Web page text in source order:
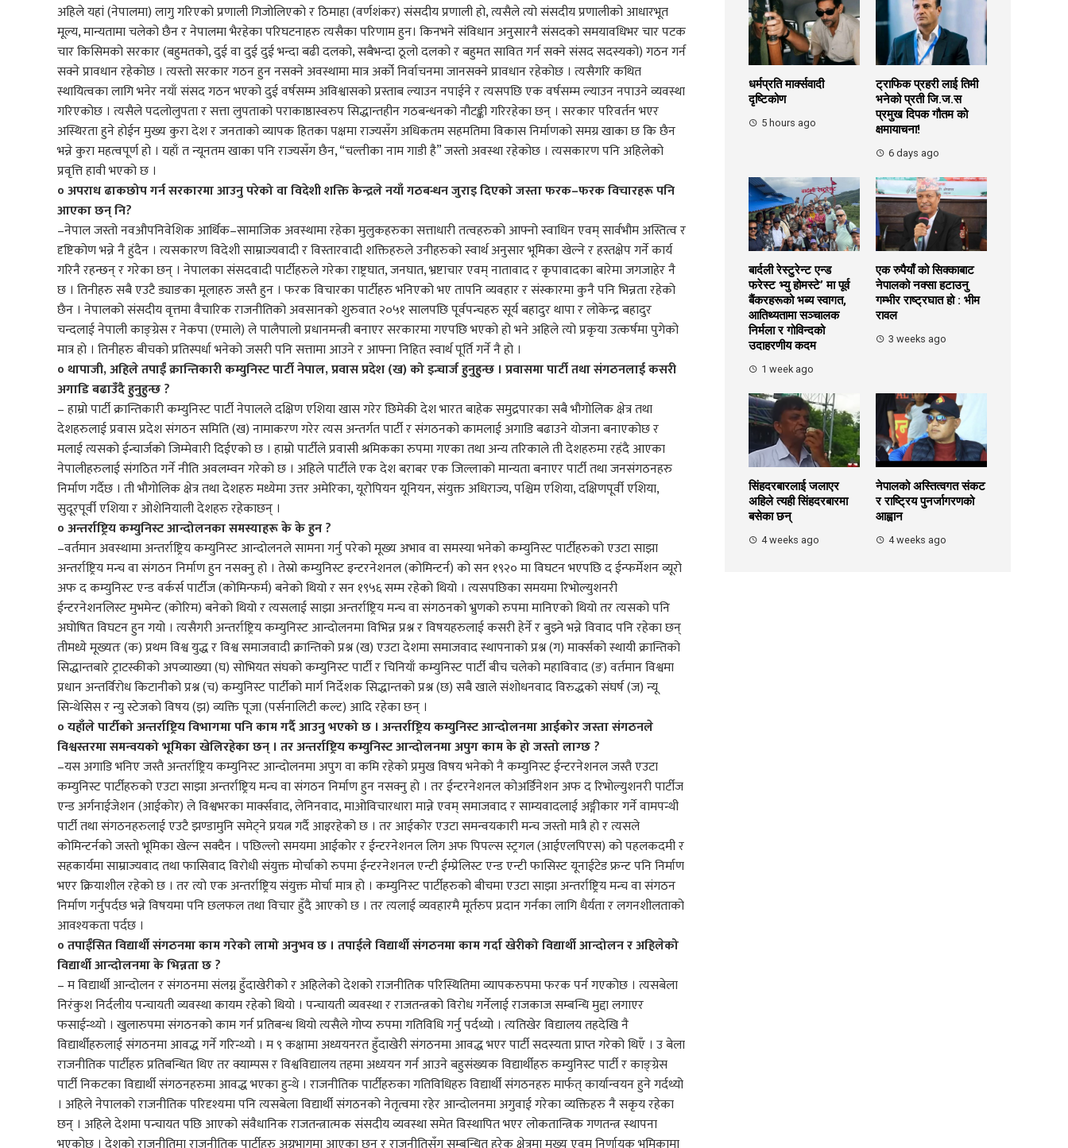
अहिले यहां (नेपालमा) लागु गरिएको प्रणाली गिजोलिएको र ठिमाहा (वर्णशंकर) संसदीय प्रणाली हो, त्यसैले त्यो संसदीय प्रणालीको आधारभूत
मूल्य, मान्यतामा चलेको छैन र नेपालमा भैरहेका परिघटनाहरु त्यसैका परिणाम हुन। किनभने संविधान अनुसारनै संसदको समयावधिभर चार पटक
चार किसिमको सरकार (बहुमतको, दुई वा दुई दुई भन्दा बढी दलको, सबैभन्दा ठूलो दलको र बहुमत सावित गर्न सक्ने संसद सदस्यको) गठन गर्न
सक्ने प्रावधान रहेकोछ । त्यस्तो सरकार गठन हुन नसक्ने अवस्थामा मात्र अर्को निर्वाचनमा जानसक्ने प्रावधान रहेकोछ । त्यसैगरि कथित
स्थायित्वका लागि भनेर नयाँ संसद गठन भएको दुई वर्षसम्म अविश्वासको प्रस्ताब ल्याउन नपाईने र त्यसपछि एक वर्षसम्म ल्याउन नपाउने व्यवस्था
गरिएकोछ । त्यसैले पदलोलुपता र सत्ता लुपताको पराकाष्ठास्वरुप सिद्धान्तहीन गठबन्धनको नौटङ्की गरिरहेका छन् । सरकार परिवर्तन भएर
अस्थिरता हुने होईन मुख्य कुरा देश र जनताको व्यापक हितका पक्षमा राज्यसँग अधिकतम सहमतिमा विकास निर्माणको समग्र खाका छ कि छैन
भन्ने कुरा महत्वपूर्ण हो । यहाँ त न्यूनतम खाका पनि राज्यसँग छैन, “चल्तीका नाम गाडी है” जस्तो अवस्था रहेकोछ । त्यसकारण पनि अहिलेको
प्रवृत्ति हावी भएको छ ।
० अपराध ढाकछोप गर्न सरकारमा आउनु परेको वा विदेशी शक्ति केन्द्रले नयाँ गठबन्धन जुराइ दिएको जस्ता फरक–फरक विचारहरू पनि
आएका छन् नि?
–नेपाल जस्तो नवऔपनिवेशिक आर्थिक–सामाजिक अवस्थामा रहेका मुलुकहरुका सत्ताधारी तत्वहरुको आफ्नो स्वाधिन एवम् सार्वभौम अस्तित्व र
दृष्टिकोण भन्ने नै हुंदैन । त्यसकारण विदेशी साम्राज्यवादी र विस्तारवादी शक्तिहरुले उनीहरुको स्वार्थ अनुसार भूमिका खेल्ने र हस्तक्षेप गर्ने कार्य
गरिनै रहन्छन् र गरेका छन् । नेपालका संसदवादी पार्टीहरुले गरेका राष्ट्रघात, जनघात, भ्रष्टाचार एवम् नातावाद र कृपावादका बारेमा जगजाहेर नै
छ । तिनीहरु सबै एउटै ड्याङका मूलाहरु जस्तै हुन । फरक विचारका पार्टीहरु भनिएको भए तापनि व्यवहार र संस्कारमा कुनै पनि भिन्नता रहेको
छैन । नेपालको संसदीय वृत्तमा वैचारिक राजनीतिको अवसानको शुरुवात २०५१ सालपछि पूर्वपन्चहरु सूर्य बहादुर थापा र लोकेन्द्र बहादुर
चन्दलाई नेपाली काङ्ग्रेस र नेकपा (एमाले) ले पालैपालो प्रधानमन्त्री बनाएर सरकारमा गएपछि भएको हो भने अहिले त्यो प्रकृया उत्कर्षमा पुगेको
मात्र हो । तिनीहरु बीचको प्रतिस्पर्धा भनेको जसरी पनि सत्तामा आउने र आफ्ना निहित स्वार्थ पूर्ति गर्ने नै हो ।
० थापाजी, अहिले तपाईं क्रान्तिकारी कम्युनिस्ट पार्टी नेपाल, प्रवास प्रदेश (ख) को इन्चार्ज हुनुहुन्छ । प्रवासमा पार्टी तथा संगठनलाई कसरी
अगाडि बढाउँदै हुनुहुन्छ ?
– हाम्रो पार्टी क्रान्तिकारी कम्युनिस्ट पार्टी नेपालले दक्षिण एशिया खास गरेर छिमेकी देश भारत बाहेक समुद्रपारका सबै भौगोलिक क्षेत्र तथा
देशहरुलाई प्रवास प्रदेश संगठन समिति (ख) नामाकरण गरेर त्यस अन्तर्गत पार्टी र संगठनको कामलाई अगाडि बढाउने योजना बनाएकोछ र
मलाई त्यसको ईन्चार्जको जिम्मेवारी दिईएको छ । हाम्रो पार्टीले प्रवासी श्रमिकका रुपमा गएका तथा अन्य तरिकाले ती देशहरुमा रहंदै आएका
नेपालीहरुलाई संगठित गर्ने नीति अवलम्वन गरेको छ । अहिले पार्टीले एक देश बराबर एक जिल्लाको मान्यता बनाएर पार्टी तथा जनसंगठनहरु
निर्माण गर्दैछ । ती भौगोलिक क्षेत्र तथा देशहरु मध्येमा उत्तर अमेरिका, यूरोपियन यूनियन, संयुक्त अधिराज्य, पश्चिम एशिया, दक्षिणपूर्वी एशिया,
सुदूरपूर्वी एशिया र ओशेनियाली देशहरु रहेकाछन् ।
० अन्तर्राष्ट्रिय कम्युनिस्ट आन्दोलनका समस्याहरू के के हुन ?
–वर्तमान अवस्थामा अन्तर्राष्ट्रिय कम्युनिस्ट आन्दोलनले सामना गर्नु परेको मूख्य अभाव वा समस्या भनेको कम्युनिस्ट पार्टीहरुको एउटा साझा
अन्तर्राष्ट्रिय मन्च वा संगठन निर्माण हुन नसक्नु हो । तेस्रो कम्युनिस्ट इन्टरनेशनल (कोमिन्टर्न) को सन १९२० मा विघटन भएपछि द ईन्फर्मेशन व्यूरो
अफ द कम्युनिस्ट एन्ड वर्कर्स पार्टीज (कोमिन्फर्म) बनेको थियो र सन १९५६ सम्म रहेको थियो । त्यसपछिका समयमा रिभोल्युशनरी
ईन्टरनेशनलिस्ट मुभमेन्ट (कोरिम) बनेको थियो र त्यसलाई साझा अन्तर्राष्ट्रिय मन्च वा संगठनको भ्रुणको रुपमा मानिएको थियो तर त्यसको पनि
अघोषित विघटन हुन गयो । त्यसैगरी अन्तर्राष्ट्रिय कम्युनिस्ट आन्दोलनमा विभिन्न प्रश्न र विषयहरुलाई कसरी हेर्ने र बुझ्ने भन्ने विवाद पनि रहेका छन्
तीमध्ये मूख्यतः (क) प्रथम विश्व युद्ध र विश्व समाजवादी क्रान्तिको प्रश्न (ख) एउटा देशमा समाजवाद स्थापनाको प्रश्न (ग) मार्क्सको स्थायी क्रान्तिको
सिद्धान्तबारे ट्राटस्कीको अपव्याख्या (घ) सोभियत संघको कम्युनिस्ट पार्टी र चिनियाँ कम्युनिस्ट पार्टी बीच चलेको महाविवाद (ङ) वर्तमान विश्वमा
प्रधान अन्तर्विरोध किटानीको प्रश्न (च) कम्युनिस्ट पार्टीको मार्ग निर्देशक सिद्धान्तको प्रश्न (छ) सबै खाले संशोधनवाद विरुद्धको संघर्ष (ज) न्यू
सिन्थेसिस र न्यु स्टेजको विषय (झ) व्यक्ति पूजा (पर्सनालिटी कल्ट) आदि रहेका छन् ।
० यहाँले पार्टीको अन्तर्राष्ट्रिय विभागमा पनि काम गर्दै आउनु भएको छ । अन्तर्राष्ट्रिय कम्युनिस्ट आन्दोलनमा आईकोर जस्ता संगठनले
विश्वस्तरमा समन्वयको भूमिका खेलिरहेका छन् । तर अन्तर्राष्ट्रिय कम्युनिस्ट आन्दोलनमा अपुग काम के हो जस्तो लाग्छ ?
–यस अगाडि भनिए जस्तै अन्तर्राष्ट्रिय कम्युनिस्ट आन्दोलनमा अपुग वा कमि रहेको प्रमुख विषय भनेको नै कम्युनिस्ट ईन्टरनेशनल जस्तै एउटा
कम्युनिस्ट पार्टीहरुको एउटा साझा अन्तर्राष्ट्रिय मन्च वा संगठन निर्माण हुन नसक्नु हो । तर ईन्टरनेशनल कोअर्डिनेशन अफ द रिभोल्युशनरी पार्टीज
एन्ड अर्गनाईजेशन (आईकोर) ले विश्वभरका मार्क्सवाद, लेनिनवाद, माओविचारधारा मान्ने एवम् समाजवाद र साम्यवादलाई अङ्गीकार गर्ने वामपन्थी
पार्टी तथा संगठनहरुलाई एउटै झण्डामुनि समेट्ने प्रयत्न गर्दै आइरहेको छ । तर आईकोर एउटा समन्वयकारी मन्च जस्तो मात्रै हो र त्यसले
कोमिन्टर्नको जस्तो भूमिका खेल्न सक्दैन । पछिल्लो समयमा आईकोर र ईन्टरनेशनल लिग अफ पिपल्स स्ट्रगल (आईएलपिएस) को पहलकदमी र
सहकार्यमा साम्राज्यवाद तथा फासिवाद विरोधी संयुक्त मोर्चाको रुपमा ईन्टरनेशनल एन्टी ईम्प्रेलिस्ट एन्ड एन्टी फासिस्ट यूनाईटेड फ्रन्ट पनि निर्माण
भएर क्रियाशील रहेको छ । तर त्यो एक अन्तर्राष्ट्रिय संयुक्त मोर्चा मात्र हो । कम्युनिस्ट पार्टीहरुको बीचमा एउटा साझा अन्तर्राष्ट्रिय मन्च वा संगठन
निर्माण गर्नुपर्दछ भन्ने विषयमा पनि छलफल तथा विचार हुँदै आएको छ । तर त्यलाई व्यवहारमै मूर्तरुप प्रदान गर्नका लागि धैर्यता र लगनशीलताको
आवश्यकता पर्दछ ।
० तपाईंसित विद्यार्थी संगठनमा काम गरेको लामो अनुभव छ । तपाईले विद्यार्थी संगठनमा काम गर्दा खेरीको विद्यार्थी आन्दोलन र अहिलेको
विद्यार्थी आन्दोलनमा के भिन्नता छ ?
– म विद्यार्थी आन्दोलन र संगठनमा संलग्न हुँदाखेरीको र अहिलेको देशको राजनीतिक परिस्थितिमा व्यापकरुपमा फरक पर्न गएकोछ । त्यसबेला
निरंकुश निर्दलीय पन्चायती व्यवस्था कायम रहेको थियो । पन्चायती व्यवस्था र राजतन्त्रको विरोध गर्नेलाई राजकाज सम्बन्धि मुद्दा लगाएर
फसाईन्थ्यो । खुलारुपमा संगठनको काम गर्न प्रतिबन्ध थियो त्यसैले गोप्य रुपमा गतिविधि गर्नु पर्दथ्यो । त्यतिखेर विद्यालय तहदेखि नै
विद्यार्थीहरुलाई संगठनमा आवद्ध गर्ने गरिन्थ्यो । म ९ कक्षामा अध्ययनरत हुँदाखेरी संगठनमा आवद्ध भएर पार्टी सदस्यता प्राप्त गरेको थिएँ । उ बेला
राजनीतिक पार्टीहरु प्रतिबन्धित थिए तर क्याम्पस र विश्वविद्यालय तहमा अध्ययन गर्न आउने बहुसंख्यक विद्यार्थीहरु कम्युनिस्ट पार्टी र काङ्ग्रेस
पार्टी निकटका विद्यार्थी संगठनहरुमा आवद्ध भएका हुन्थे । राजनीतिक पार्टीहरुका गतिविधिहरु विद्यार्थी संगठनहरु मार्फत् कार्यान्वयन हुने गर्दथ्यो
। अहिले नेपालको राजनीतिक परिदृश्यमा पनि त्यसबेला विद्यार्थी संगठनको नेतृत्वमा रहेर आन्दोलनमा अगुवाई गरेका व्यक्तिहरु नै सकृय रहेका
छन् । अहिले देशमा पन्चायत पछि आएको संवैधानिक राजतन्त्रात्मक संसदीय व्यवस्था समेत विस्थापित भएर लोकतान्त्रिक गणतन्त्र स्थापना
धर्मप्रति मार्क्सवादी
दृष्टिकोण
5 hours ago
ट्राफिक प्रहरी लाई तिमी
भनेको प्रती जि.ज.स
प्रमुख दिपक गौतम को
क्षमायाचना!
6 days ago
बार्दली रेस्टुरेन्ट एन्ड
फरेस्ट भ्यु होमस्टे’ मा पूर्व
बैंकरहरूको भब्य स्वागत,
आतिथ्यतामा सञ्चालक
निर्मला र गोविन्दको
उदाहरणीय कदम
1 week ago
एक रुपैयाँ को सिक्काबाट
नेपालको नक्सा हटाउनु
गम्भीर राष्ट्रघात हो : भीम
रावल
3 weeks ago
सिंहदरबारलाई जलाएर
अहिले त्यही सिंहदरबारमा
बसेका छन्
4 weeks ago
नेपालको अस्तित्वगत संकट
र राष्ट्रिय पुनर्जागरणको
आह्वान
4 weeks ago